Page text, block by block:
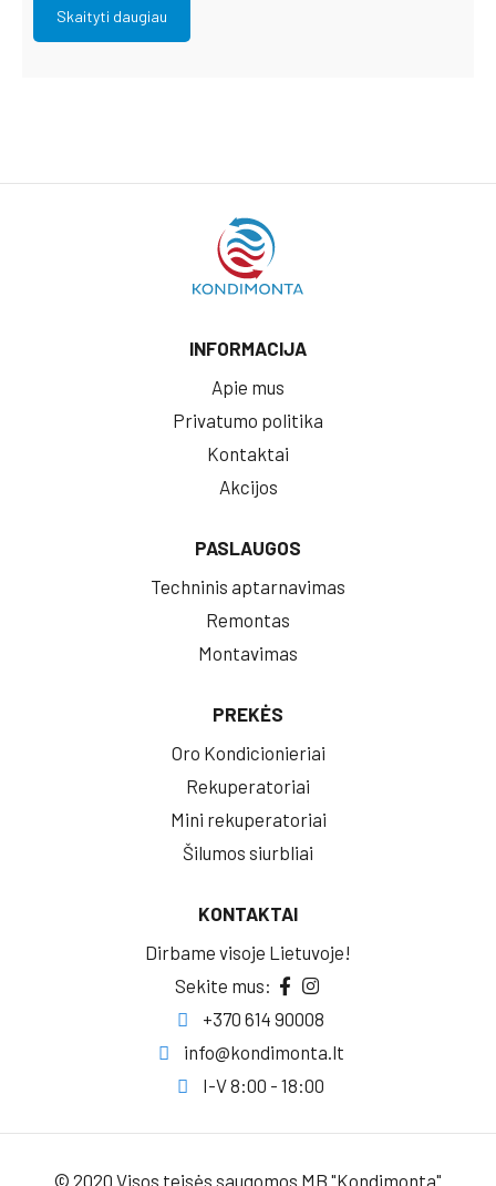
Skaityti daugiau
INFORMACIJA
Apie mus
Privatumo politika
Kontaktai
Akcijos
PASLAUGOS
Techninis aptarnavimas
Remontas
Montavimas
PREKĖS
Oro Kondicionieriai
Rekuperatoriai
Mini rekuperatoriai
Šilumos siurbliai
KONTAKTAI
Dirbame visoje Lietuvoje!
Sekite mus:
+370 614 90008
info@kondimonta.lt
I-V 8:00 - 18:00
© 2020 Visos teisės saugomos MB "Kondimonta"